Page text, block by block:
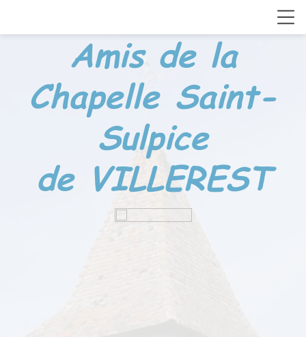
Amis de la
Chapelle Saint-
Sulpice
de VILLEREST